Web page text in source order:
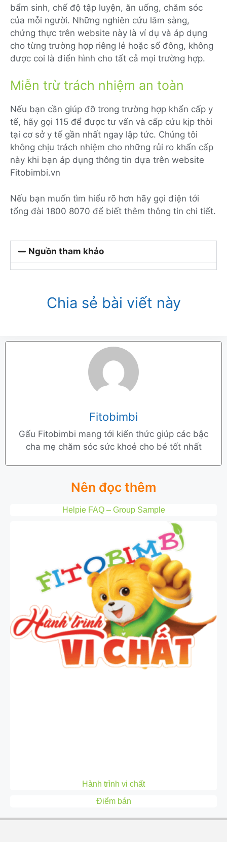
bẩm sinh, chế độ tập luyện, ăn uống, chăm sóc
của mỗi người. Những nghiên cứu lâm sàng,
chứng thực trên website này là ví dụ và áp dụng
cho từng trường hợp riêng lẻ hoặc số đông, không
được coi là điển hình cho tất cả mọi trường hợp.
Miễn trừ trách nhiệm an toàn
Nếu bạn cần giúp đỡ trong trường hợp khẩn cấp y
tế, hãy gọi 115 để được tư vấn và cấp cứu kịp thời
tại cơ sở y tế gần nhất ngay lập tức. Chúng tôi
không chịu trách nhiệm cho những rủi ro khẩn cấp
này khi bạn áp dụng thông tin dựa trên website
Fitobimbi.vn
Nếu bạn muốn tìm hiểu rõ hơn hãy gọi điện tới
tổng đài 1800 8070 để biết thêm thông tin chi tiết.
Nguồn tham khảo
Chia sẻ bài viết này
Fitobimbi
Gấu Fitobimbi mang tới kiến thức giúp các bậc
cha mẹ chăm sóc sức khoẻ cho bé tốt nhất
Nên đọc thêm
Helpie FAQ – Group Sample
Hành trình vi chất
Điểm bán